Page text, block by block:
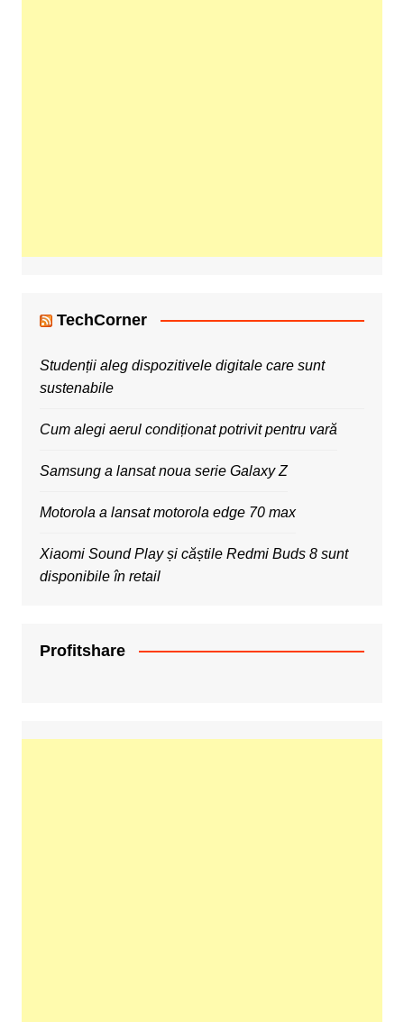
TechCorner
Studenții aleg dispozitivele digitale care sunt
sustenabile
Cum alegi aerul condiționat potrivit pentru vară
Samsung a lansat noua serie Galaxy Z
Motorola a lansat motorola edge 70 max
Xiaomi Sound Play și căștile Redmi Buds 8 sunt
disponibile în retail
Profitshare